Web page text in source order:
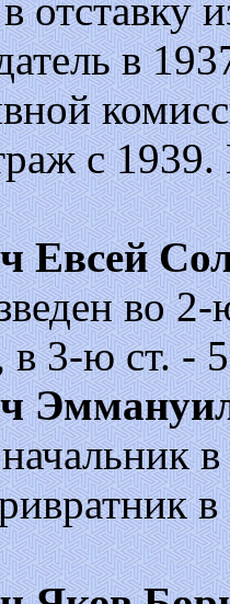
в
с
Евсей
во 2-
в 3-ю ст. -